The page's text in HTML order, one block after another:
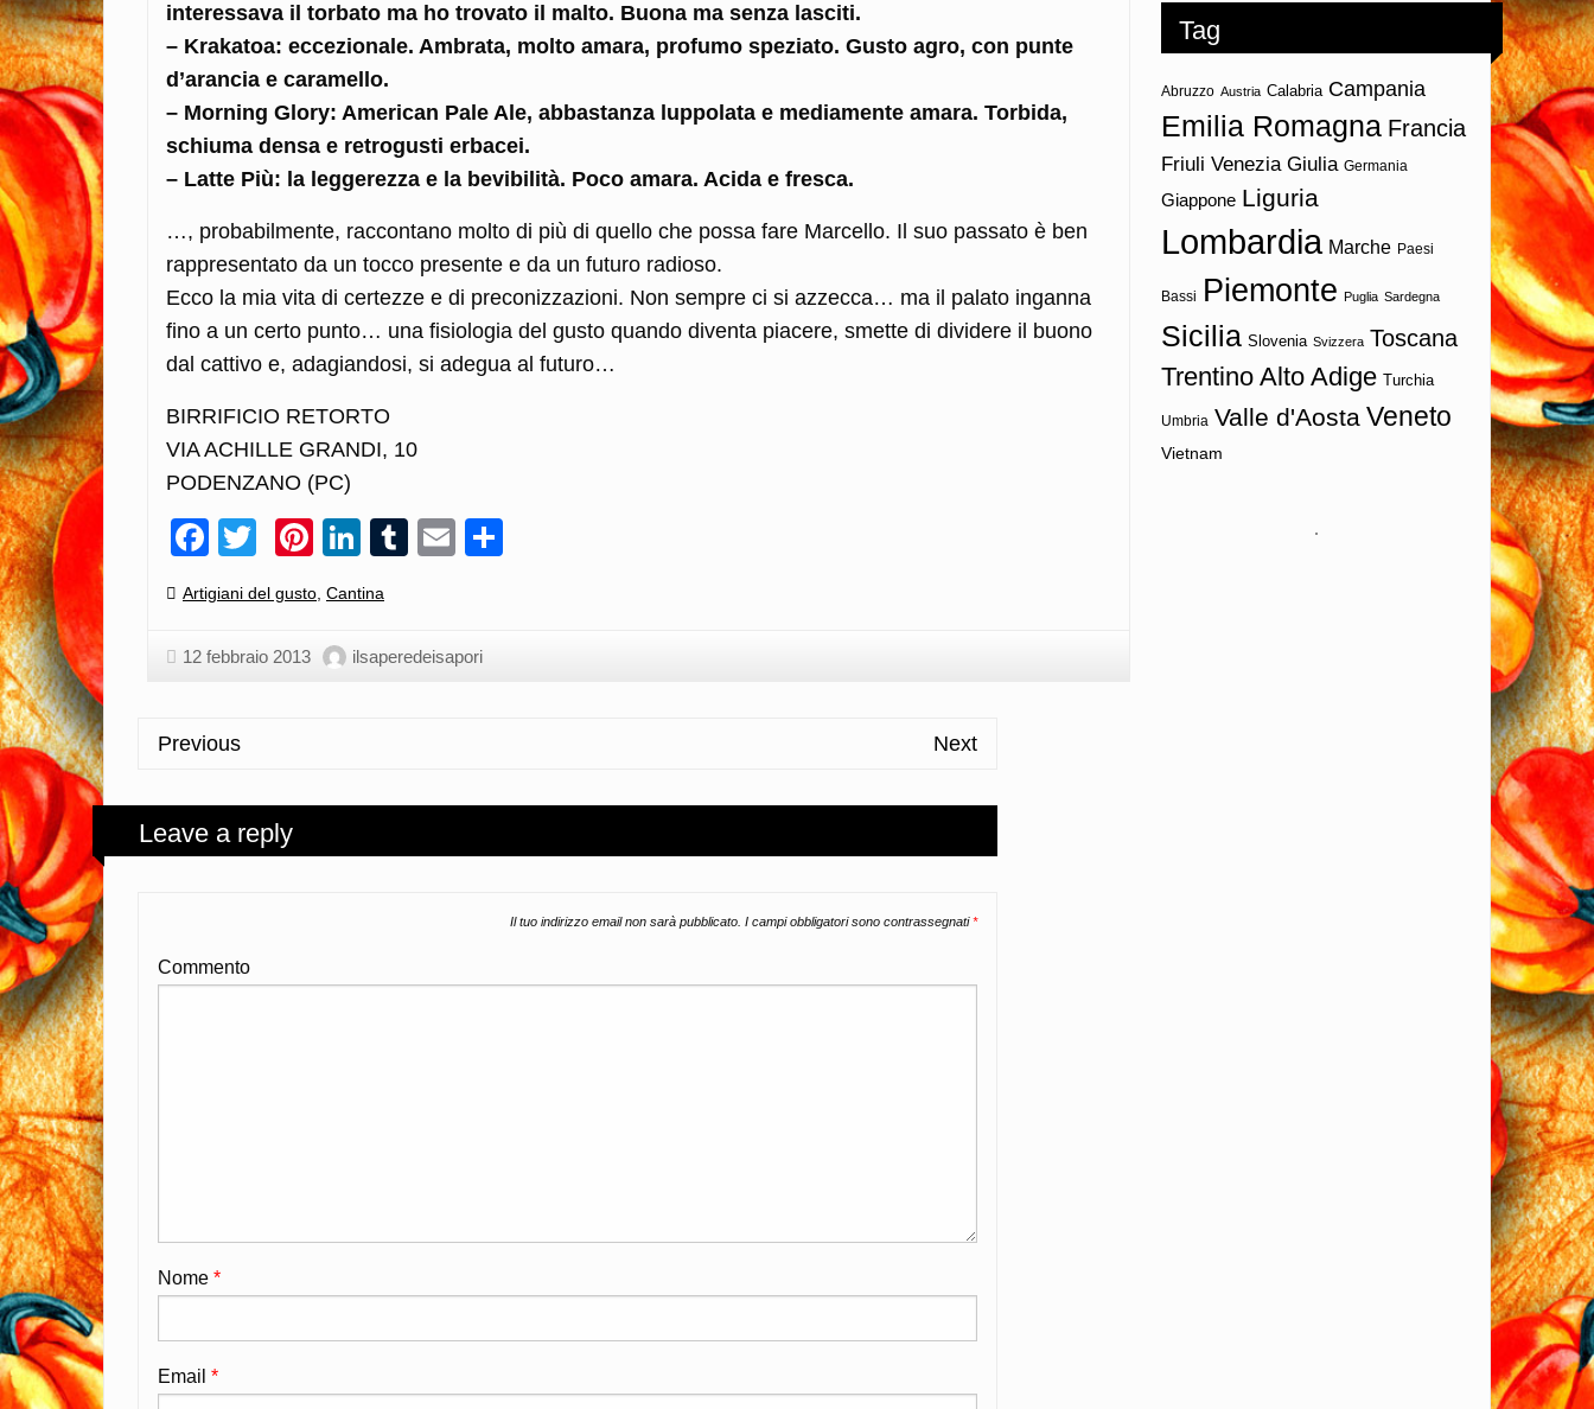
interessava il torbato ma ho trovato il malto. Buona ma senza lasciti.
– Krakatoa: eccezionale. Ambrata, molto amara, profumo speziato. Gusto agro, con punte
d’arancia e caramello.
– Morning Glory: American Pale Ale, abbastanza luppolata e mediamente amara. Torbida,
schiuma densa e retrogusti erbacei.
– Latte Più: la leggerezza e la bevibilità. Poco amara. Acida e fresca.
…, probabilmente, raccontano molto di più di quello che possa fare Marcello. Il suo passato è ben
rappresentato da un tocco presente e da un futuro radioso.
Ecco la mia vita di certezze e di preconizzazioni. Non sempre ci si azzecca… ma il palato inganna
fino a un certo punto… una fisiologia del gusto quando diventa piacere, smette di dividere il buono
dal cattivo e, adagiandosi, si adegua al futuro…
BIRRIFICIO RETORTO
VIA ACHILLE GRANDI, 10
PODENZANO (PC)
Facebook
TwitterPinterest
LinkedIn
Tumblr
Email
Categories:
Artigiani del gusto, Cantina
12 febbraio 2013 ilsaperedeisapori
Previous Next
Leave a reply
Il tuo indirizzo email non sarà pubblicato. I campi obbligatori sono contrassegnati*
Commento
Nome *
Email *
Tag
Abruzzo Austria Calabria Campania
Emilia Romagna Francia
Friuli Venezia Giulia Germania
Giappone Liguria
Lombardia Marche Paesi
Bassi Piemonte Puglia Sardegna
Sicilia Slovenia Svizzera Toscana
Trentino Alto Adige Turchia
Umbria Valle d'Aosta Veneto
Vietnam